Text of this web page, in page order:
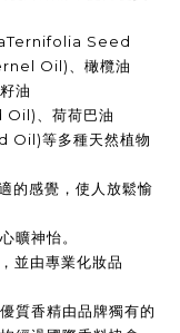
Seed
Oil)
、橄欖油
油
Oil)
、荷荷巴油
Oil)等多種天然植物
的感覺，使人放鬆愉
曠神怡。
並由專業化妝品
質香精由品牌獨有的